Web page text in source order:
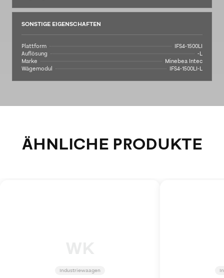
SONSTIGE EIGENSCHAFTEN
Plattform
IFS4-1500LI
Auflösung
-L
Marke
Minebea Intec
Wägemodul
IFS4-1500LI-L
ÄHNLICHE PRODUKTE
Industriewaagen